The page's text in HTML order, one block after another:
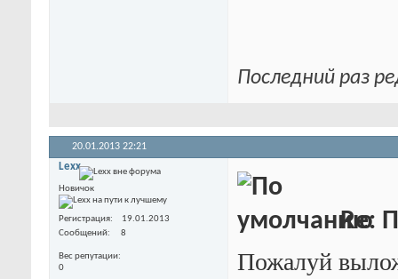
Последний раз
20.01.2013 22:21
Lexx
Новичок
Регистрация
19.01.2013
Сообщений
8
Вес репутации
0
Re:
Пожалуй